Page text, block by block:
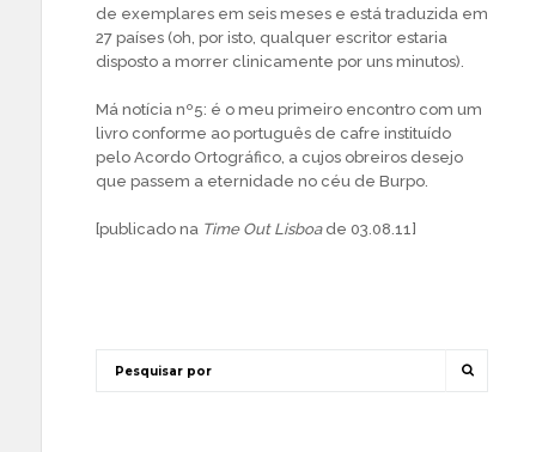
de exemplares em seis meses e está traduzida em
27 países (oh, por isto, qualquer escritor estaria
disposto a morrer clinicamente por uns minutos).
Má notícia nº5: é o meu primeiro encontro com um
livro conforme ao português de cafre instituído
pelo Acordo Ortográfico, a cujos obreiros desejo
que passem a eternidade no céu de Burpo.
[publicado na Time Out Lisboade 03.08.11]